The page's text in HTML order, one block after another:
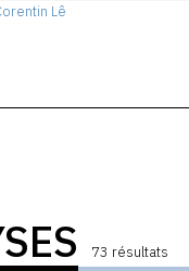
Lê
73 résultats